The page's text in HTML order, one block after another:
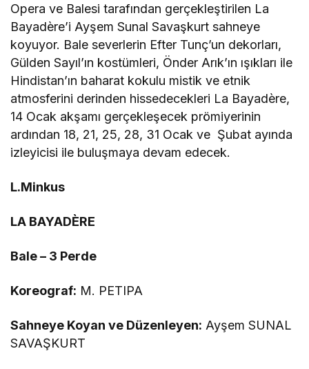
Opera ve Balesi tarafından gerçekleştirilen La
Bayadère’i Ayşem Sunal Savaşkurt sahneye
koyuyor. Bale severlerin Efter Tunç’un dekorları,
Gülden Sayıl’ın kostümleri, Önder Arık’ın ışıkları ile
Hindistan’ın baharat kokulu mistik ve etnik
atmosferini derinden hissedecekleri La Bayadère,
14 Ocak akşamı gerçekleşecek prömiyerinin
ardından 18, 21, 25, 28, 31 Ocak ve Şubat ayında
izleyicisi ile buluşmaya devam edecek.
L.Minkus
LA BAYADÈRE
Bale – 3 Perde
Koreograf: M. PETIPA
Sahneye Koyan ve Düzenleyen: Ayşem SUNAL
SAVAŞKURT